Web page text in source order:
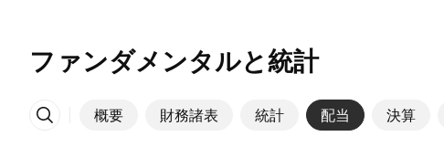
ファンダメンタルと統計
概要 財務諸表 統計 配当 決算
その他